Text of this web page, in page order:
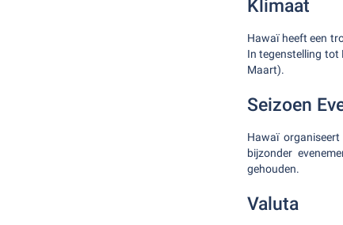
Klimaat
Hawaï heeft een
In tegenstelling tot
Maart).
Seizoen
Hawaï
bijzonder
gehouden.
Valuta